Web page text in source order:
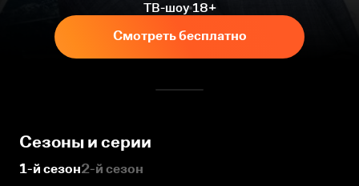
ТВ-шоу 18+
Смотреть бесплатно
Сезоны и серии
1-й сезон2-й сезон